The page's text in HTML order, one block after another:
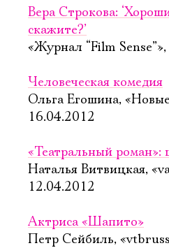
Вера Строкова:
скажите?’
«Журнал “Film
Человеческая комедия
Ольга Егошина,
16.04.2012
«Театральный роман»:
Наталья Витвицкая,
12.04.2012
Актриса «Шапито»
Петр Сейбиль,